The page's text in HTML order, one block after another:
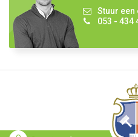
Stuur een
053 - 434